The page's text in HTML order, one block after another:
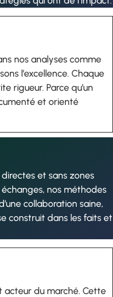
nos analyses comme
l’excellence. Chaque
rigueur. Parce qu’un
et orienté
et sans zones
nos méthodes
collaboration saine,
construit dans les faits et
acteur du marché. Cette